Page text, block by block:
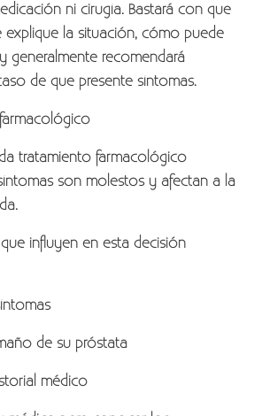
ni cirugía. Bastará con que
la situación, cómo puede
generalmente recomendará
de que presente síntomas.
tratamiento farmacológico
son molestos y afectan a la
influyen en esta decisión
de su próstata
médico